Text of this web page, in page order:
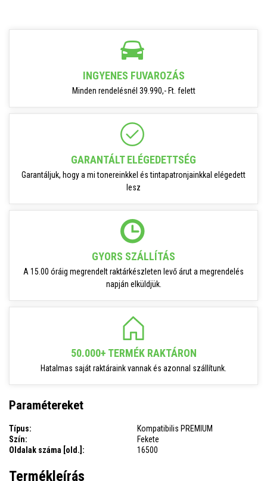
INGYENES FUVAROZÁS
Minden rendelésnél 39.990,- Ft. felett
GARANTÁLT ELÉGEDETTSÉG
Garantáljuk, hogy a mi tonereinkkel és tintapatronjainkkal elégedett
lesz
GYORS SZÁLLÍTÁS
A 15.00 óráig megrendelt raktárkészleten levő árut a megrendelés
napján elküldjük.
50.000+ TERMÉK RAKTÁRON
Hatalmas saját raktáraink vannak és azonnal szállítunk.
Paramétereket
Típus:
Kompatibilis PREMIUM
Szín:
Fekete
Oldalak száma [old.]:
16500
Termékleírás